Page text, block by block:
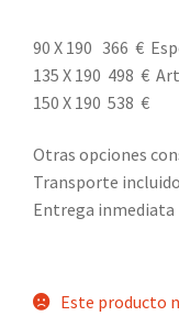
90 X 190 366 €
135 X 190 498 €
150 X 190 538 €
Otras opciones
Transporte incluido
Entrega inmediata
Este producto